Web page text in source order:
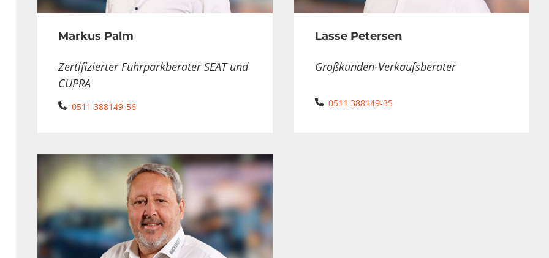
Markus Palm
Zertifizierter Fuhrparkberater SEAT und
CUPRA
Telefon:
0511 388149-56
Lasse Petersen
Großkunden-Verkaufsberater
Telefon:
0511 388149-35